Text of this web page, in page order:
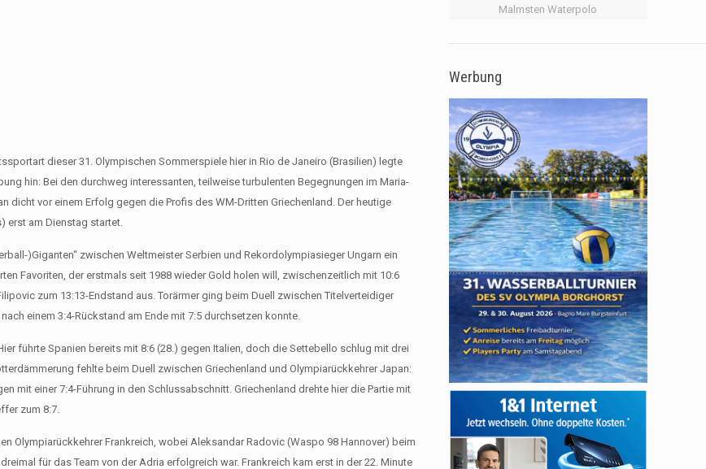
dieser 31. Olympischen Sommerspiele hier in Rio de Janeiro (Brasilien) legte
hin: Bei den durchweg interessanten, teilweise turbulenten Begegnungen im Maria-
vor einem Erfolg gegen die Profis des WM-Dritten Griechenland. Der heutige
erst am Dienstag startet.
)Giganten“ zwischen Weltmeister Serbien und Rekordolympiasieger Ungarn ein
Favoriten, der erstmals seit 1988 wieder Gold holen will, zwischenzeitlich mit 10:6
zum 13:13-Endstand aus. Torärmer ging beim Duell zwischen Titelverteidiger
einem 3:4-Rückstand am Ende mit 7:5 durchsetzen konnte.
führte Spanien bereits mit 8:6 (28.) gegen Italien, doch die Settebello schlug mit drei
fehlte beim Duell zwischen Griechenland und Olympiarückkehrer Japan:
mit einer 7:4-Führung in den Schlussabschnitt. Griechenland drehte hier die Partie mit
zum 8:7.
Olympiarückkehrer Frankreich, wobei Aleksandar Radovic (Waspo 98 Hannover) beim
für das Team von der Adria erfolgreich war. Frankreich kam erst in der 22. Minute
Malmsten Waterpolo
Werbung